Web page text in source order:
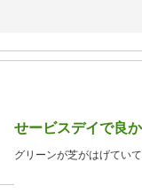
せービスデイで良
グリーンが芝がはげてい